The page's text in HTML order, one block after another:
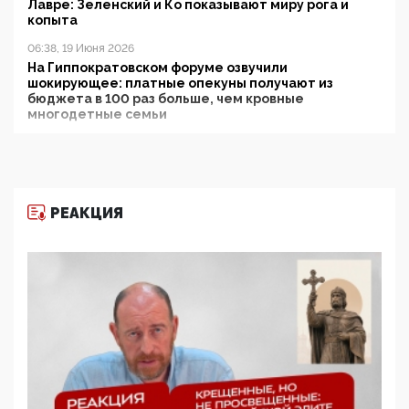
Лавре: Зеленский и Ко показывают миру рога и
копыта
06:38, 19 Июня 2026
На Гиппократовском форуме озвучили
шокирующее: платные опекуны получают из
бюджета в 100 раз больше, чем кровные
многодетные семьи
11:53, 09 Июня 2026
деятельность ИИТО ЮНЕСКО в России, но
цифроглобалисты продолжают определять
повестку в образовании
09:43, 01 Июня 2026
5G за счет здоровья граждан: Минцифры намерено
отобрать у регионов и муниципалитетов право
защищать жилые дома и социальные объекты от
РЕАКЦИЯ